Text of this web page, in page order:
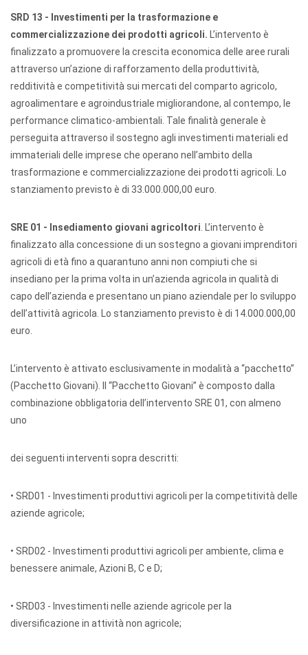
SRD 13 - Investimenti per la trasformazione e
commercializzazione dei prodotti agricoli. L’intervento è
finalizzato a promuovere la crescita economica delle aree rurali
attraverso un’azione di rafforzamento della produttività,
redditività e competitività sui mercati del comparto agricolo,
agroalimentare e agroindustriale migliorandone, al contempo, le
performance climatico-ambientali. Tale finalità generale è
perseguita attraverso il sostegno agli investimenti materiali ed
immateriali delle imprese che operano nell’ambito della
trasformazione e commercializzazione dei prodotti agricoli. Lo
stanziamento previsto è di 33.000.000,00 euro.
SRE 01 - Insediamento giovani agricoltori . L’intervento è
finalizzato alla concessione di un sostegno a giovani imprenditori
agricoli di età fino a quarantuno anni non compiuti che si
insediano per la prima volta in un’azienda agricola in qualità di
capo dell’azienda e presentano un piano aziendale per lo sviluppo
dell’attività agricola. Lo stanziamento previsto è di 14.000.000,00
euro.
L’intervento è attivato esclusivamente in modalità a “pacchetto”
(Pacchetto Giovani). Il “Pacchetto Giovani” è composto dalla
combinazione obbligatoria dell’intervento SRE 01, con almeno
uno
dei seguenti interventi sopra descritti:
• SRD01 - Investimenti produttivi agricoli per la competitività delle
aziende agricole;
• SRD02 - Investimenti produttivi agricoli per ambiente, clima e
benessere animale, Azioni B, C e D;
• SRD03 - Investimenti nelle aziende agricole per la
diversificazione in attività non agricole;